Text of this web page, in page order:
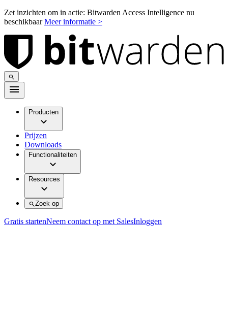
Zet inzichten om in actie: Bitwarden Access Intelligence nu
beschikbaarMeer informatie >
Producten
Prijzen
Downloads
Functionaliteiten
Resources
Zoek op
Gratis startenNeem contact op met SalesInloggen